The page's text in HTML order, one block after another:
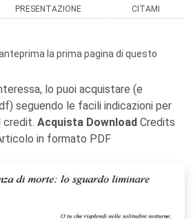
PRESENTAZIONE CITAMI
la prima pagina di questo
lo puoi acquistare (e
seguendo le facili indicazioni per
credit. Acquista Download Credits
in formato PDF